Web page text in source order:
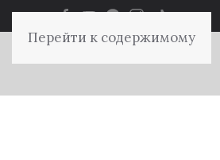
Перейти к содержимому